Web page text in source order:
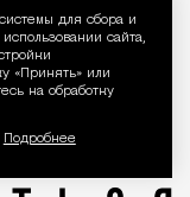
для сбора и
сайта,
«Принять» или
на обработку
Подробнее
вид из